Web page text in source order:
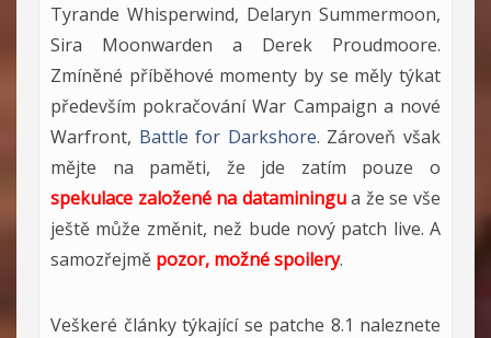
Tyrande Whisperwind, Delaryn Summermoon,
Sira Moonwarden a Derek Proudmoore.
Zmíněné příběhové momenty by se měly týkat
především pokračování War Campaign a nové
Warfront, Battle for Darkshore. Zároveň však
mějte na paměti, že jde zatím pouze o
spekulace založené na dataminingua že se vše
ještě může změnit, než bude nový patch live. A
samozřejmě pozor, možné spoilery.
Veškeré články týkající se patche 8.1 naleznete